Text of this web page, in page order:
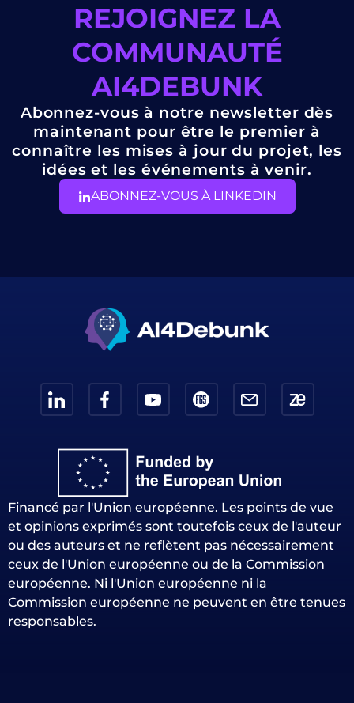
REJOIGNEZ LA
COMMUNAUTÉ
AI4DEBUNK
Abonnez-vous à notre newsletter dès
maintenant pour être le premier à
connaître les mises à jour du projet, les
idées et les événements à venir.
ABONNEZ-VOUS À LINKEDIN
Financé par l'Union européenne. Les points de vue
et opinions exprimés sont toutefois ceux de l'auteur
ou des auteurs et ne reflètent pas nécessairement
ceux de l'Union européenne ou de la Commission
européenne. Ni l'Union européenne ni la
Commission européenne ne peuvent en être tenues
responsables.